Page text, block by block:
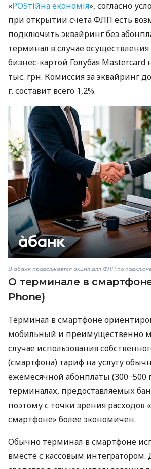
«POSтійна економія», согласно
при открытии счета ФЛП есть
подключить эквайринг без
терминал в случае осуществления
бизнес-картой Голубая Mastercard
тыс. грн. Комиссия за эквайринг
г. составит всего 1,2%.
В àбанк продолжается акция для ФЛП по
О терминале в
Phone)
Терминал в смартфоне
мобильный и преимущественно
случае использования
(смартфона) тариф на услугу
ежемесячной абонплаты (300−500
терминалах, предоставляемых
поэтому с точки зрения расходов
смартфоне» более экономичен.
Обычно терминал в смартфоне
вместе с кассовым